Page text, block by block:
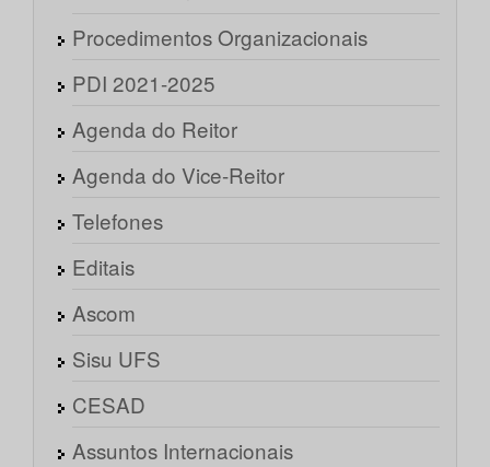
Procedimentos Organizacionais
PDI 2021-2025
Agenda do Reitor
Agenda do Vice-Reitor
Telefones
Editais
Ascom
Sisu UFS
CESAD
Assuntos Internacionais